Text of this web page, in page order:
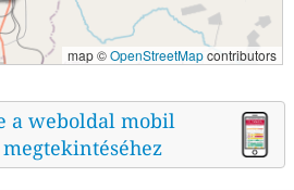
map ©OpenStreetMapcontributors
a weboldal mobil